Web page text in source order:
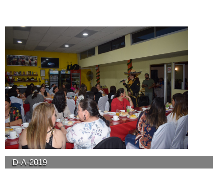
D-A-2019